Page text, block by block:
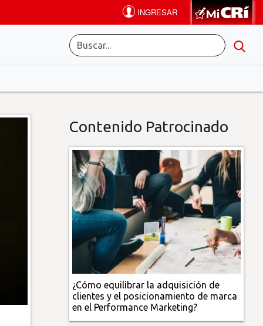
Contenido Patrocinado
¿Cómo equilibrar la adquisición de
clientes y el posicionamiento de marca
en el Performance Marketing?